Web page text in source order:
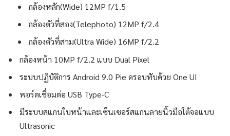
กล้องหลัก(Wide) 12MP f/1.5
กล้องตัวที่สอง(Telephoto) 12MP f/2.4
กล้องตัวที่สาม(Ultra Wide) 16MP f/2.2
กล้องหน้า 10MP f/2.2 แบบ Dual Pixel
ระบบปฏิบัติการ Android 9.0 Pie ครอบทับด้วย One UI
พอร์ตเชื่อมต่อ USB Type-C
มีระบบสแกนใบหน้าและเซ็นเซอร์สแกนลายนิ้วมือใต้จอแบบ
Ultrasonic